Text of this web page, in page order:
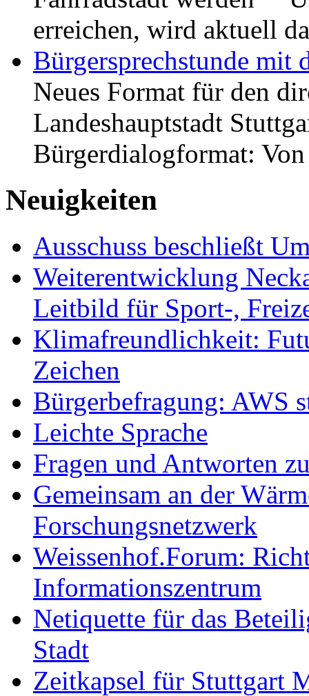
erreichen, wird aktuell
Bürgersprechstunde mit
Neues Format für den
Landeshauptstadt
Bürgerdialogformat:
Neuigkeiten
Ausschuss beschließt
Weiterentwicklung
Leitbild für Sport-,
Klimafreundlichkeit:
Zeichen
Bürgerbefragung: AWS
Leichte Sprache
Fragen und Antworten
Gemeinsam an der
Forschungsnetzwerk
Weissenhof.Forum:
Informationszentrum
Netiquette für das
Stadt
Zeitkapsel für Stuttgart